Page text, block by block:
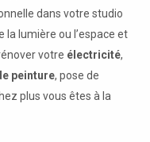
dans votre studio
lumière ou l’espace et
votre électricité,
peinture, pose de
plus vous êtes à la